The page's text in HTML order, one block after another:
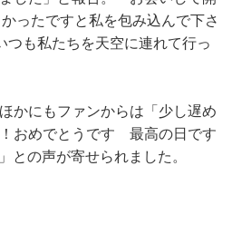
ったですと私を包み込んで下さ
も私たちを天空に連れて行っ
かにもファンからは「少し遅め
おめでとうです 最高の日です
の声が寄せられました。